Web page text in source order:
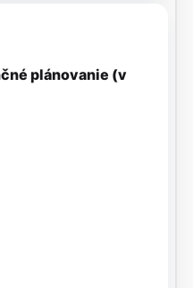
plánovanie (v